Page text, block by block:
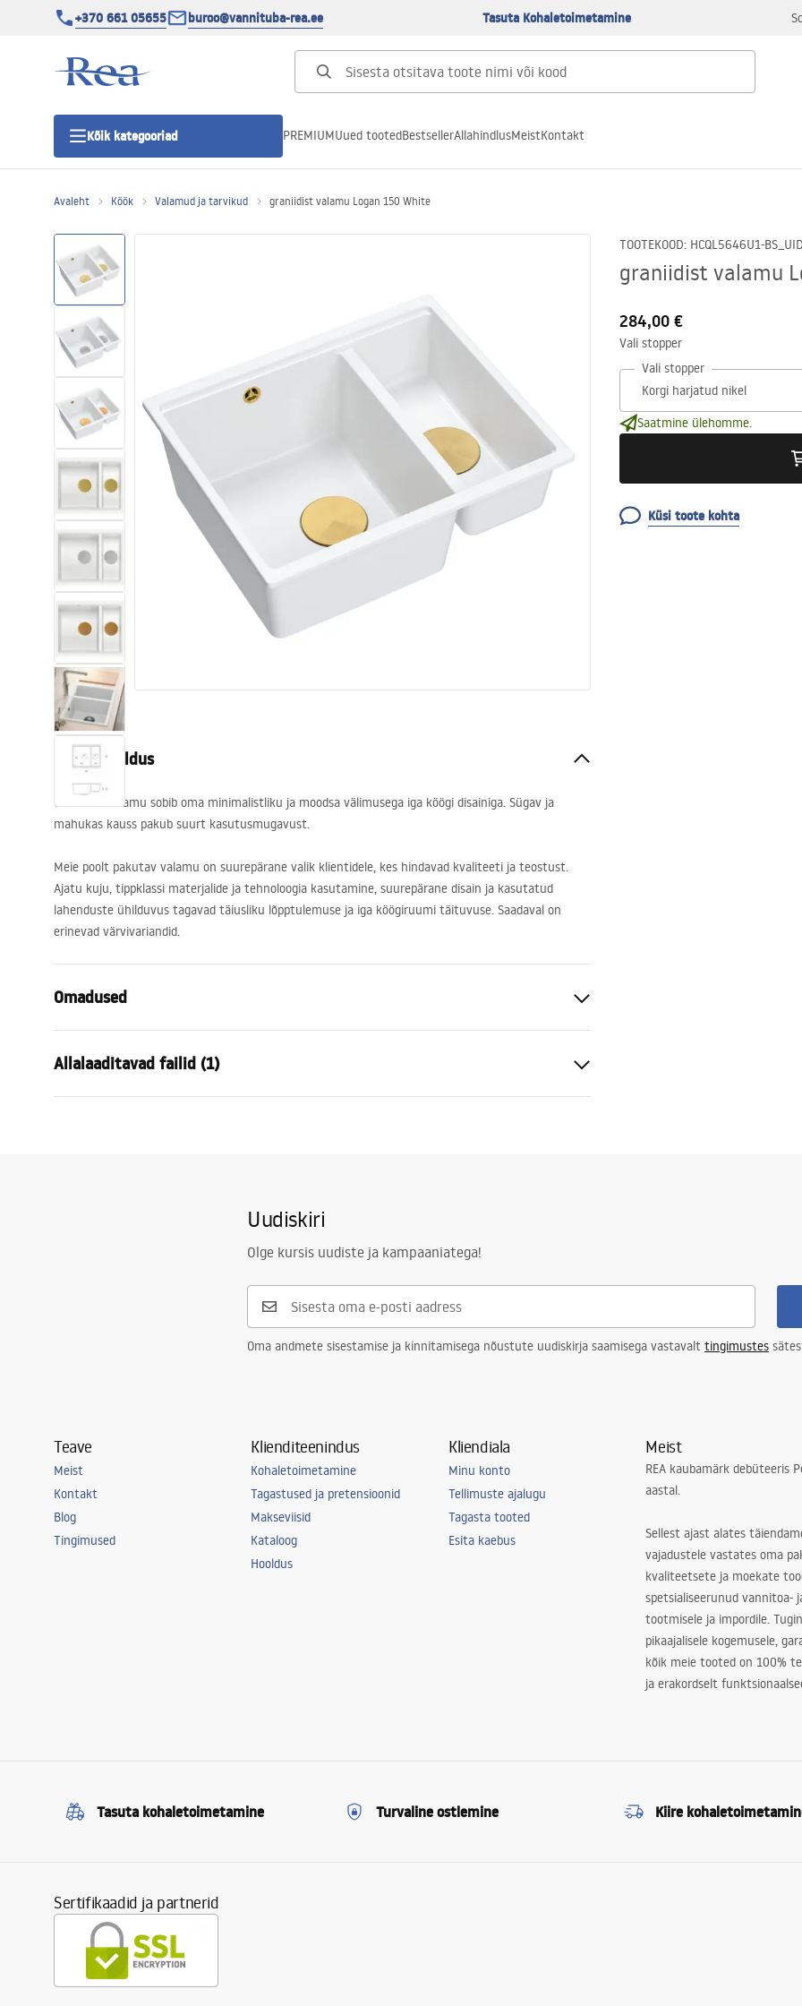
+370 661 05655 buroo@vannituba-rea.ee Tasuta Kohaletoimetamine
Kõik kategooriad
Duši uks
Vannitoa dušialused
Lineaarne duši äravool
Tualettruumid
Vajub ära
Vannid ja ekraanid
Vannitoas dušid
Köök
Vannitoa tarvikud
PREMIUMUued tootedBestsellerAllahindlusMeistKontakt
Avaleht Köök Valamud ja tarvikud graniidist valamu Logan 150 White
TOOTEKOOD: HCQL5646U1-BS_UID
graniidist valamu
284,00 €
Vali stopper
Vali stopper
Saatmine ülehomme.
Küsi toote kohta
Tootekirjeldus
Graniidist valamu sobib oma minimalistliku ja moodsa välimusega iga köögi disainiga. Sügav ja
mahukas kauss pakub suurt kasutusmugavust.
Meie poolt pakutav valamu on suurepärane valik klientidele, kes hindavad kvaliteeti ja teostust.
Ajatu kuju, tippklassi materjalide ja tehnoloogia kasutamine, suurepärane disain ja kasutatud
lahenduste ühilduvus tagavad täiusliku lõpptulemuse ja iga köögiruumi täituvuse. Saadaval on
erinevad värvivariandid.
Omadused
Valamu laius (mm)
Valamu kausi sügavus (mm)
220mm
90 mm
köök, nõudepesumasinas pestav
25 aastat
Allalaaditavad failid (1)
Uudiskiri
Olge kursis uudiste ja kampaaniatega!
Oma andmete sisestamise ja kinnitamisega nõustute uudiskirja saamisega vastavalt tingimustes
Teave
Meist
Kontakt
Blog
Tingimused
Klienditeenindus
Kohaletoimetamine
Tagastused ja pretensioonid
Makseviisid
Kataloog
Hooldus
Kliendiala
Minu konto
Tellimuste ajalugu
Tagasta tooted
Esita kaebus
Meist
REA kaubamärk debüteeris
aastal.
Sellest ajast alates
vajadustele vastates oma
kvaliteetsete ja moekate
spetsialiseerunud vannitoa-
tootmisele ja impordile.
pikaajalisele kogemusele,
kõik meie tooted on 100%
ja erakordselt
Tasuta kohaletoimetamine Turvaline ostlemine Kiire
Sertifikaadid ja partnerid